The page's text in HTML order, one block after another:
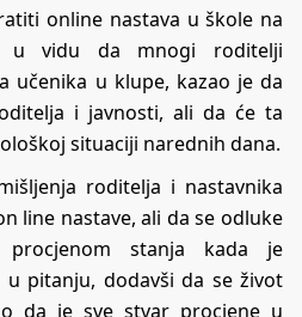
online nastava u škole na
u vidu da mnogi roditelji
učenika u klupe, kazao je da
i javnosti, ali da će ta
situaciji narednih dana.
roditelja i nastavnika
line nastave, ali da se odluke
stanja kada je
u pitanju, dodavši da se život
da je sve stvar procjene u